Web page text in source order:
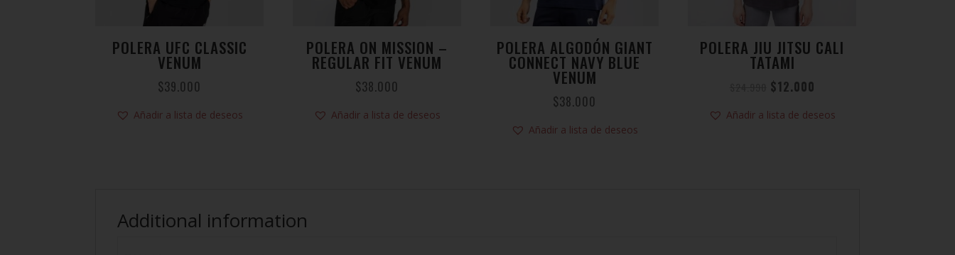
POLERA UFC CLASSIC
VENUM
$39.000
Añadir a lista de deseos
POLERA ON MISSION –
REGULAR FIT VENUM
$38.000
Añadir a lista de deseos
POLERA ALGODÓN GIANT
CONNECT NAVY BLUE
VENUM
$38.000
Añadir a lista de deseos
POLERA JIU JITSU CALI
TATAMI
$12.000
Añadir a lista de deseos
Additional information